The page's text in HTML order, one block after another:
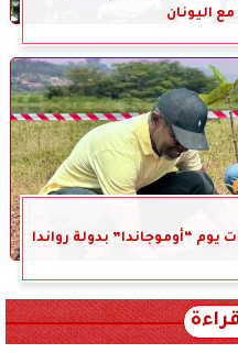
اليونان
“أوموجاندا” بدولة رواندا